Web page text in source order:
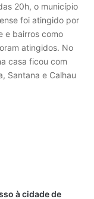
20h, o município
foi atingido por
e bairros como
atingidos. No
casa ficou com
Santana e Calhau
à cidade de